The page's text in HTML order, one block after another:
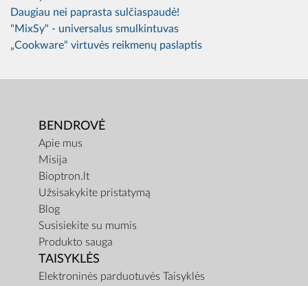
Daugiau nei paprasta sulčiaspaudė!
"MixSy" - universalus smulkintuvas
„Cookware“ virtuvės reikmenų paslaptis
BENDROVĖ
Apie mus
Misija
Bioptron.lt
Užsisakykite pristatymą
Blog
Susisiekite su mumis
Produkto sauga
TAISYKLĖS
Elektroninės parduotuvės Taisyklės